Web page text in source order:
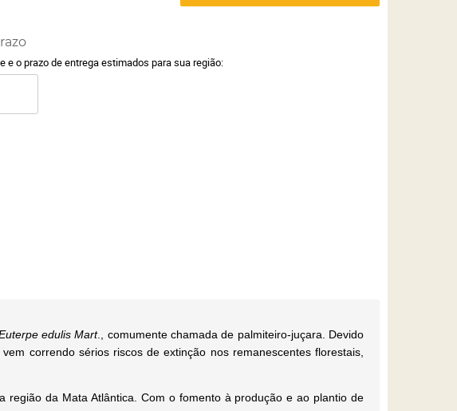
e o prazo de entrega estimados para sua região:
edulis Mart., comumente chamada de palmiteiro-juçara. Devido
correndo sérios riscos de extinção nos remanescentes florestais,
da Mata Atlântica. Com o fomento à produção e ao plantio de